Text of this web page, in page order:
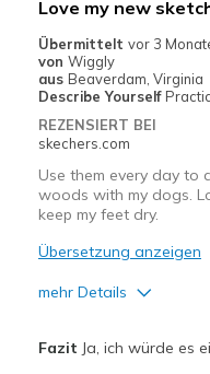
Width
Sizing
View On Shoes
Love my new
Übermittelt vor 3
von Wiggly
aus Beaverdam, Virginia
Describe Yourself
REZENSIERT BEI
skechers.com
Use them every day to
woods with my dogs.
keep my feet dry.
Übersetzung anzeigen
mehr Details
Fazit Ja, ich würde es